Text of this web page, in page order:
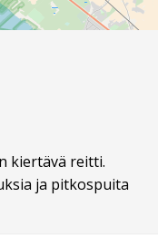
kiertävä reitti.
ja pitkospuita